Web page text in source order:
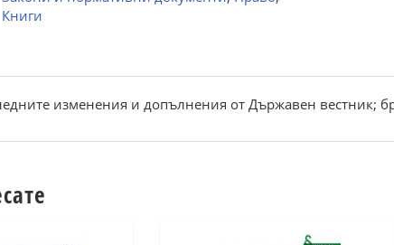
Книги
изменения и допълнения от Държавен вестник;